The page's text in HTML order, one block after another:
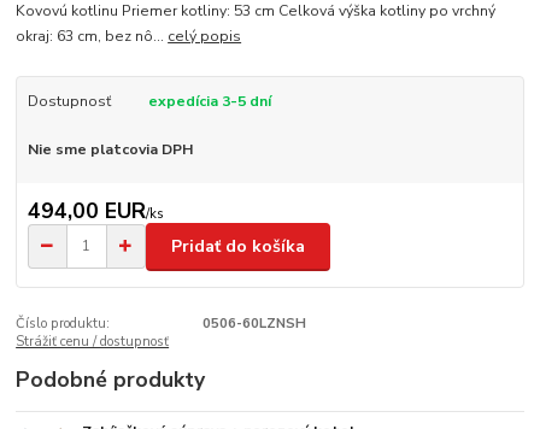
Kovovú kotlinu Priemer kotliny: 53 cm Celková výška kotliny po vrchný
okraj: 63 cm, bez nô... celý popis
Dostupnosť expedícia 3-5 dní
Nie sme platcovia DPH
494,00 EUR/ks
Pridať do košíka
Číslo produktu:
0506-60LZNSH
Strážiť cenu / dostupnosť
Podobné produkty